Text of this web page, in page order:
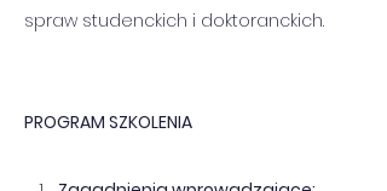
spraw studenckich i doktoranckich.
PROGRAM SZKOLENIA